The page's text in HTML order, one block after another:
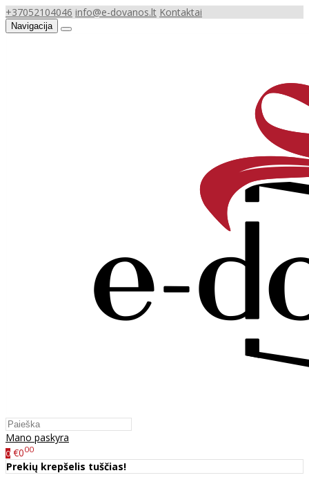
+37052104046 info@e-dovanos.lt Kontaktai
Navigacija
Mano paskyra
0 €000
Prekių krepšelis tuščias!